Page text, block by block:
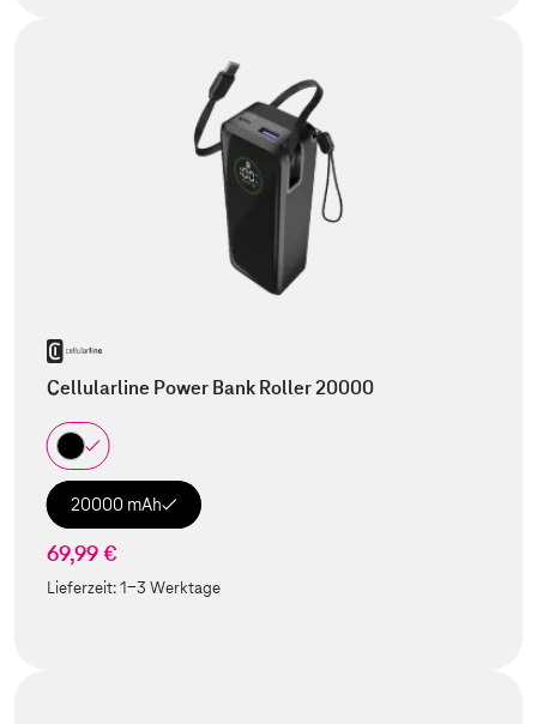
Cellularline Power Bank Roller 20000
20000 mAh
69,99 €
Lieferzeit:1-3 Werktage